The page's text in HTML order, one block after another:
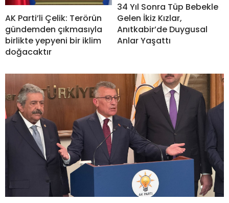
AK Parti’li Çelik: Terörün
gündemden çıkmasıyla
birlikte yepyeni bir iklim
doğacaktır
34 Yıl Sonra Tüp Bebekle
Gelen İkiz Kızlar,
Anıtkabir’de Duygusal
Anlar Yaşattı